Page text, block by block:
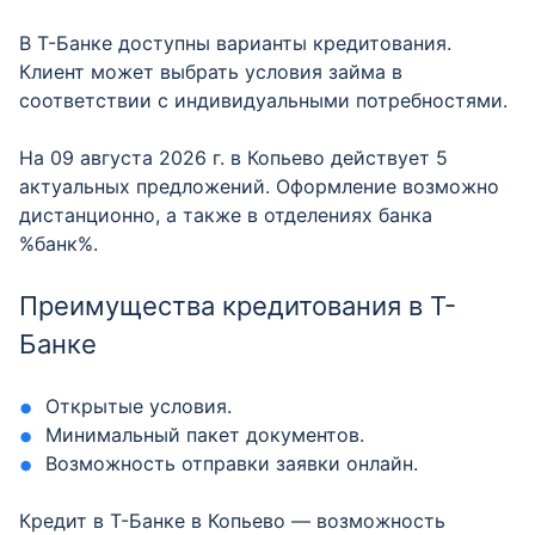
В Т-Банке доступны варианты кредитования.
Клиент может выбрать условия займа в
соответствии с индивидуальными потребностями.
На 09 августа 2026 г. в Копьево действует 5
актуальных предложений. Оформление возможно
дистанционно, а также в отделениях банка
%банк%.
Преимущества кредитования в Т-
Банке
Открытые условия.
Минимальный пакет документов.
Возможность отправки заявки онлайн.
Кредит в Т-Банке в Копьево — возможность